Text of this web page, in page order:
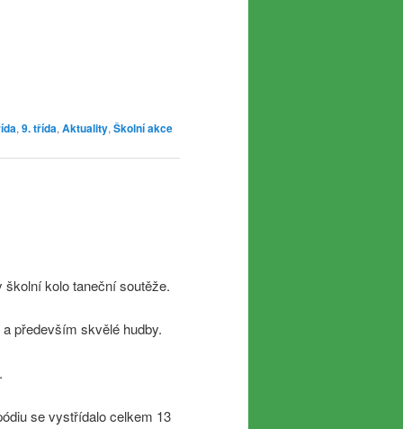
, 9. třída, Aktuality, Školní akce
kolo taneční soutěže.
především skvělé hudby.
se vystřídalo celkem 13